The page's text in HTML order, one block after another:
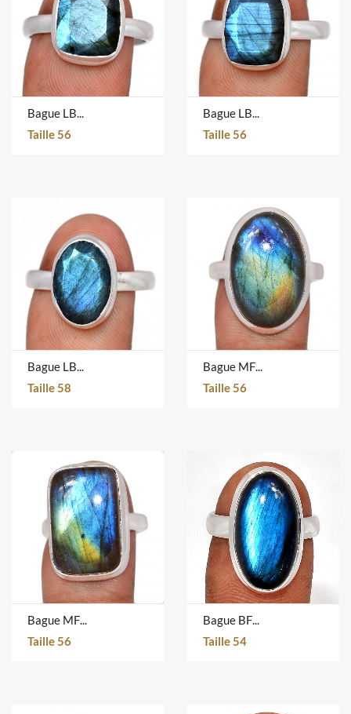
Bague LBF-15
Taille 56
Bague LBF-12
Taille 56
Bague LBF-3
Taille 58
Bague MFL-1576
Taille 56
Bague MFL-1574
Taille 56
Bague BFL-1904
Taille 54